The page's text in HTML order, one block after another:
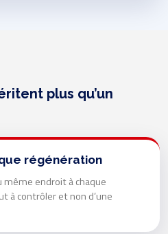
plus qu’un
régénération
même endroit à chaque
à contrôler et non d’une